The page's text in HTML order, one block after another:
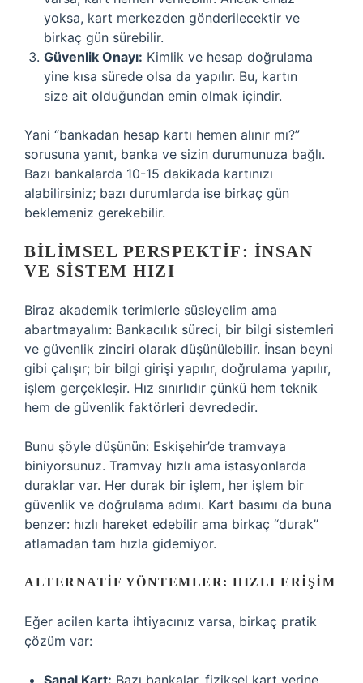
yoksa, kart merkezden gönderilecektir ve
birkaç gün sürebilir.
Güvenlik Onayı: Kimlik ve hesap doğrulama
yine kısa sürede olsa da yapılır. Bu, kartın
size ait olduğundan emin olmak içindir.
Yani “bankadan hesap kartı hemen alınır mı?”
sorusuna yanıt, banka ve sizin durumunuza bağlı.
Bazı bankalarda 10-15 dakikada kartınızı
alabilirsiniz; bazı durumlarda ise birkaç gün
beklemeniz gerekebilir.
BILIMSEL PERSPEKTIF: İNSAN
VE SISTEM HIZI
Biraz akademik terimlerle süsleyelim ama
abartmayalım: Bankacılık süreci, bir bilgi sistemleri
ve güvenlik zinciri olarak düşünülebilir. İnsan beyni
gibi çalışır; bir bilgi girişi yapılır, doğrulama yapılır,
işlem gerçekleşir. Hız sınırlıdır çünkü hem teknik
hem de güvenlik faktörleri devrededir.
Bunu şöyle düşünün: Eskişehir’de tramvaya
biniyorsunuz. Tramvay hızlı ama istasyonlarda
duraklar var. Her durak bir işlem, her işlem bir
güvenlik ve doğrulama adımı. Kart basımı da buna
benzer: hızlı hareket edebilir ama birkaç “durak”
atlamadan tam hızla gidemiyor.
ALTERNATIF YÖNTEMLER: HIZLI ERIŞIM
Eğer acilen karta ihtiyacınız varsa, birkaç pratik
çözüm var:
Sanal Kart: Bazı bankalar, fiziksel kart yerine